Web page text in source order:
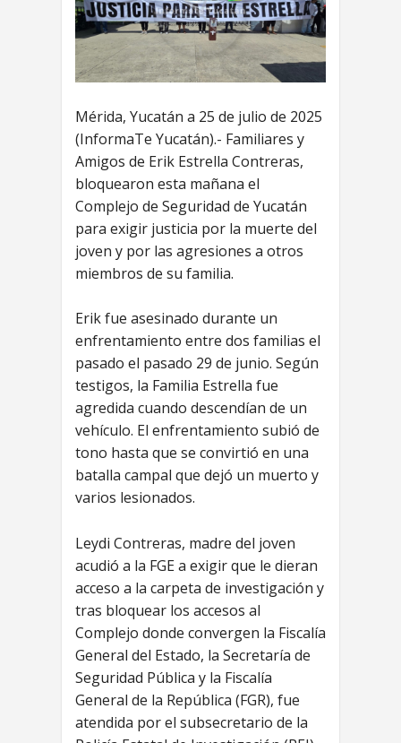
Mérida, Yucatán a 25 de julio de 2025
(InformaTe Yucatán).- Familiares y
Amigos de Erik Estrella Contreras,
bloquearon esta mañana el
Complejo de Seguridad de Yucatán
para exigir justicia por la muerte del
joven y por las agresiones a otros
miembros de su familia.
Erik fue asesinado durante un
enfrentamiento entre dos familias el
pasado el pasado 29 de junio. Según
testigos, la Familia Estrella fue
agredida cuando descendían de un
vehículo. El enfrentamiento subió de
tono hasta que se convirtió en una
batalla campal que dejó un muerto y
varios lesionados.
Leydi Contreras, madre del joven
acudió a la FGE a exigir que le dieran
acceso a la carpeta de investigación y
tras bloquear los accesos al
Complejo donde convergen la Fiscalía
General del Estado, la Secretaría de
Seguridad Pública y la Fiscalía
General de la República (FGR), fue
atendida por el subsecretario de la